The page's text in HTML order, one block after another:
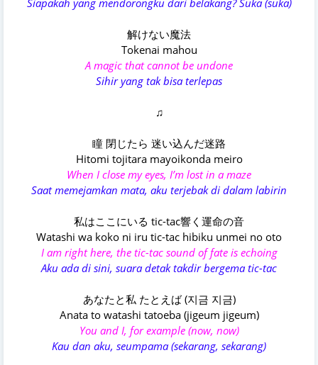
Siapakah yang mendorongku dari belakang? Suka (suka)
解けない魔法
Tokenai mahou
A magic that cannot be undone
Sihir yang tak bisa terlepas
♫
瞳 閉じたら 迷い込んだ迷路
Hitomi tojitara mayoikonda meiro
When I close my eyes, I’m lost in a maze
Saat memejamkan mata, aku terjebak di dalam labirin
私はここにいる tic-tac響く運命の音
Watashi wa koko ni iru tic-tac hibiku unmei no oto
I am right here, the tic-tac sound of fate is echoing
Aku ada di sini, suara detak takdir bergema tic-tac
あなたと私 たとえば (지금 지금)
Anata to watashi tatoeba (jigeum jigeum)
You and I, for example (now, now)
Kau dan aku, seumpama (sekarang, sekarang)